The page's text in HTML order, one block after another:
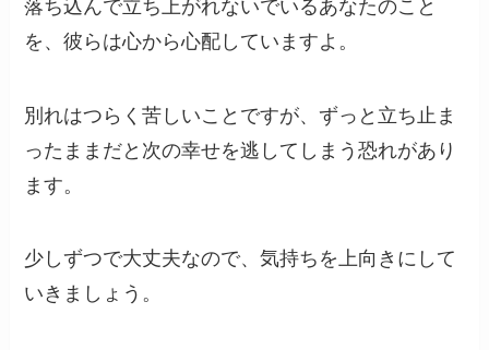
落ち込んで立ち上がれないでいるあなたのこと
を、彼らは心から心配していますよ。
別れはつらく苦しいことですが、ずっと立ち止ま
ったままだと次の幸せを逃してしまう恐れがあり
ます。
少しずつで大丈夫なので、気持ちを上向きにして
いきましょう。